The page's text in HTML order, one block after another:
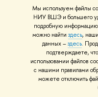
Мы используем файлы
НИУ ВШЭ и большего
подробную информацию
можно найти здесь,
данных –здесь.
подтверждаете,
использовании файлов
с нашими правилами
можете отключить